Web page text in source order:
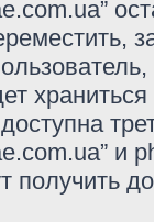
и
получить